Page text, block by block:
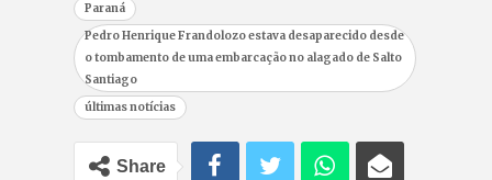
Paraná
Pedro Henrique Frandolozo estava desaparecido desde
o tombamento de uma embarcação no alagado de Salto
Santiago
últimas notícias
Share